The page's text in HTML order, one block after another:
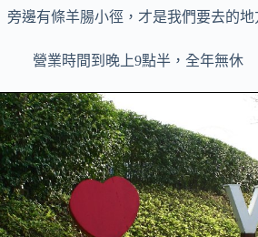
旁邊有條羊腸小徑，才是我們要去的地
營業時間到晚上9點半，全年無休